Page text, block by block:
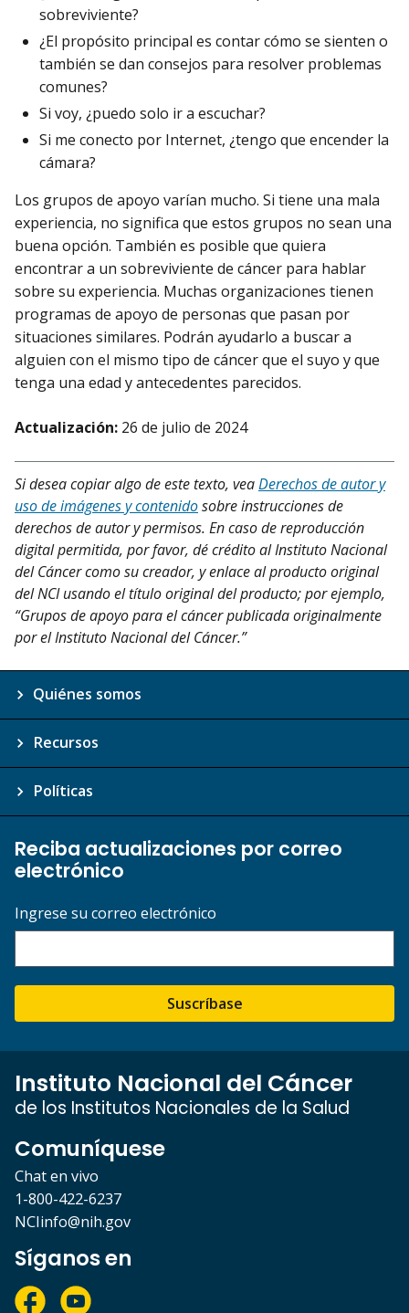
sobreviviente?
¿El propósito principal es contar cómo se sienten o
también se dan consejos para resolver problemas
comunes?
Si voy, ¿puedo solo ir a escuchar?
Si me conecto por Internet, ¿tengo que encender la
cámara?
Los grupos de apoyo varían mucho. Si tiene una mala
experiencia, no significa que estos grupos no sean una
buena opción. También es posible que quiera
encontrar a un sobreviviente de cáncer para hablar
sobre su experiencia. Muchas organizaciones tienen
programas de apoyo de personas que pasan por
situaciones similares. Podrán ayudarlo a buscar a
alguien con el mismo tipo de cáncer que el suyo y que
tenga una edad y antecedentes parecidos.
Actualización: 26 de julio de 2024
Si desea copiar algo de este texto, veaDerechos de autor y
uso de imágenes y contenidosobre instrucciones de
derechos de autor y permisos. En caso de reproducción
digital permitida, por favor, dé crédito al Instituto Nacional
del Cáncer como su creador, y enlace al producto original
del NCI usando el título original del producto; por ejemplo,
“Grupos de apoyo para el cáncer publicada originalmente
por el Instituto Nacional del Cáncer.”
Quiénes somos
Recursos
Políticas
Reciba actualizaciones por correo
electrónico
Ingrese su correo electrónico
Suscríbase
Instituto Nacional del Cáncer
de los Institutos Nacionales de la Salud
Comuníquese
Chat en vivo
1-800-422-6237
NCIinfo@nih.gov
Síganos en